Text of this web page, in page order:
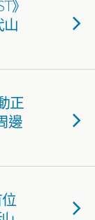
》
山
正
邊